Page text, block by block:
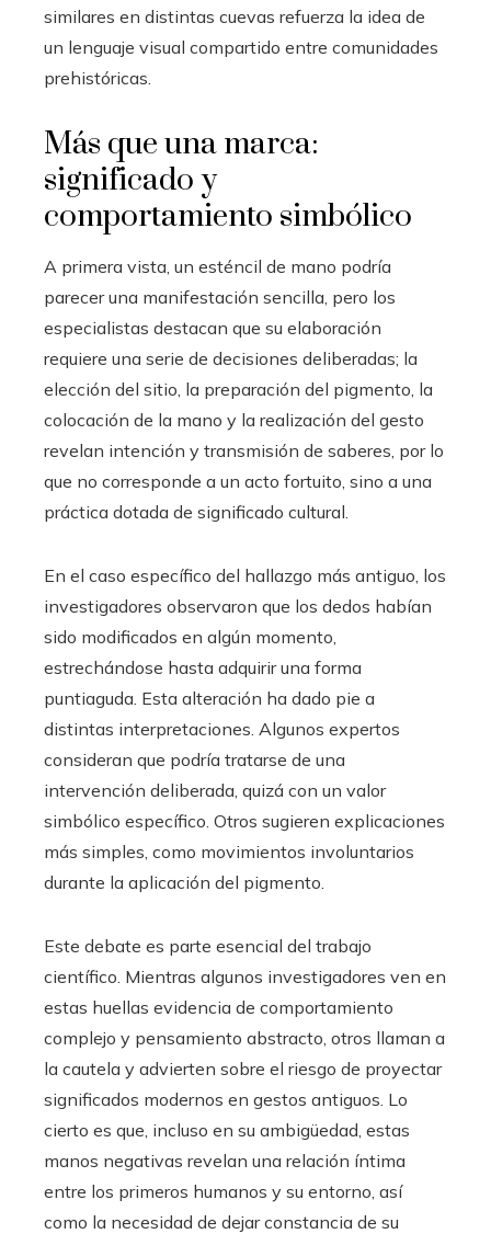
similares en distintas cuevas refuerza la idea de
un lenguaje visual compartido entre comunidades
prehistóricas.
Más que una marca:
significado y
comportamiento simbólico
A primera vista, un esténcil de mano podría
parecer una manifestación sencilla, pero los
especialistas destacan que su elaboración
requiere una serie de decisiones deliberadas; la
elección del sitio, la preparación del pigmento, la
colocación de la mano y la realización del gesto
revelan intención y transmisión de saberes, por lo
que no corresponde a un acto fortuito, sino a una
práctica dotada de significado cultural.
En el caso específico del hallazgo más antiguo, los
investigadores observaron que los dedos habían
sido modificados en algún momento,
estrechándose hasta adquirir una forma
puntiaguda. Esta alteración ha dado pie a
distintas interpretaciones. Algunos expertos
consideran que podría tratarse de una
intervención deliberada, quizá con un valor
simbólico específico. Otros sugieren explicaciones
más simples, como movimientos involuntarios
durante la aplicación del pigmento.
Este debate es parte esencial del trabajo
científico. Mientras algunos investigadores ven en
estas huellas evidencia de comportamiento
complejo y pensamiento abstracto, otros llaman a
la cautela y advierten sobre el riesgo de proyectar
significados modernos en gestos antiguos. Lo
cierto es que, incluso en su ambigüedad, estas
manos negativas revelan una relación íntima
entre los primeros humanos y su entorno, así
como la necesidad de dejar constancia de su